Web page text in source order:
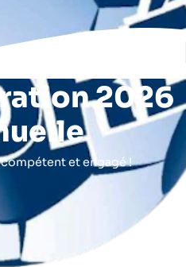
2026
et engagé !